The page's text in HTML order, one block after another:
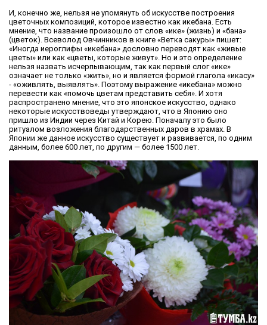
И, конечно же, нельзя не упомянуть об искусстве построения
цветочных композиций, которое известно как икебана. Есть
мнение, что название произошло от слов «ике» (жизнь) и «бана»
(цветок). Всеволод Овчинников в книге «Ветка сакуры» пишет:
«Иногда иероглифы «икебана» дословно переводят как «живые
цветы» или как «цветы, которые живут». Но и это определение
нельзя назвать исчерпывающим, так как первый слог «ике»
означает не только «жить», но и является формой глагола «икасу»
- «оживлять, выявлять». Поэтому выражение «икебана» можно
перевести как «помочь цветам представить себя». И хотя
распространено мнение, что это японское искусство, однако
некоторые искусствоведы утверждают, что в Японию оно
пришло из Индии через Китай и Корею. Поначалу это было
ритуалом возложения благодарственных даров в храмах. В
Японии же данное искусство существует и развивается, по одним
данным, более 600 лет, по другим — более 1500 лет.